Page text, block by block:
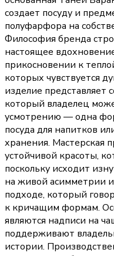
создает посуду и
полуфарфора на
Философия бренда
настоящее
прикосновении к
которых чувствуется
изделие представляет
который владелец
усмотрению — одна
посуда для напитков
хранения. Мастерская
устойчивой красоты,
поскольку исходит
на живой асимметрии
подходе, который
к кричащим формам.
являются надписи на
поддерживают
истории.